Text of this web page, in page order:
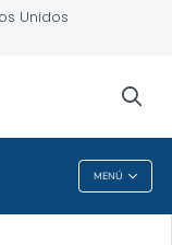
Unidos
MENÚ